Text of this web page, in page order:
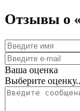
Отзывы о
Ваша оценка
Выберите